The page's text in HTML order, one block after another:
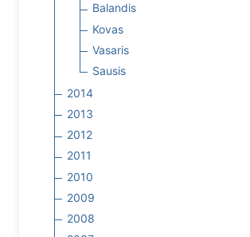
Balandis
Kovas
Vasaris
Sausis
2014
2013
2012
2011
2010
2009
2008